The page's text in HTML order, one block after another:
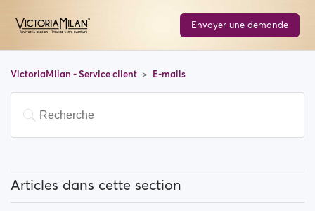
Envoyer une demande
VictoriaMilan - Service client E-mails
Articles dans cette section